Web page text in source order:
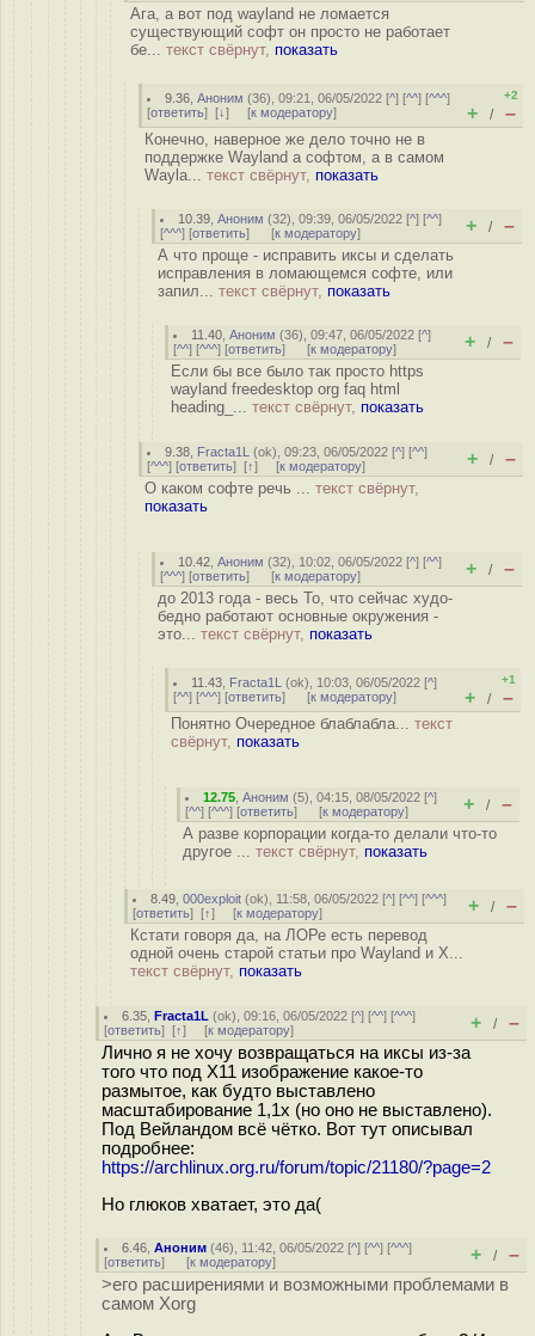
Ага, а вот под wayland не ломается
существующий софт он просто не работает
бе... текст свёрнут, показать
9.36 ,Аноним (36), 09:21, 06/05/2022 [^] [^^] [^^^]
[ответить] [↓] [к модератору]
+2
+ / –
Конечно, наверное же дело точно не в
поддержке Wayland a софтом, а в самом
Wayla... текст свёрнут, показать
10.39 ,Аноним (32), 09:39, 06/05/2022 [^] [^^]
[^^^] [ответить] [к модератору] + / –
А что проще - исправить иксы и сделать
исправления в ломающемся софте, или
запил... текст свёрнут, показать
11.40 ,Аноним (36), 09:47, 06/05/2022 [^]
[^^] [^^^] [ответить] [к модератору] + / –
Если бы все было так просто https
wayland freedesktop org faq html
heading_... текст свёрнут, показать
9.38 Fracta1L (ok), 09:23, 06/05/2022 [^] [^^]
[^^^] [ответить] [↑] [к модератору] + / –
О каком софте речь ... текст свёрнут,
показать
10.42 ,Аноним (32), 10:02, 06/05/2022 [^] [^^]
[^^^] [ответить] [к модератору] + / –
до 2013 года - весь То, что сейчас худо-
бедно работают основные окружения -
это... текст свёрнут, показать
11.43 Fracta1L (ok), 10:03, 06/05/2022 [^]
[^^] [^^^] [ответить] [к модератору]
+1
+ / –
Понятно Очередное блаблабла... текст
свёрнут, показать
12.75 ,Аноним (5), 04:15, 08/05/2022 [^]
[^^] [^^^] [ответить] [к модератору] + / –
А разве корпорации когда-то делали что-то
другое ... текст свёрнут, показать
8.49 ,000exploit (ok), 11:58, 06/05/2022 [^] [^^] [^^^]
[ответить] [↑] [к модератору] + / –
Кстати говоря да, на ЛОРе есть перевод
одной очень старой статьи про Wayland и X...
текст свёрнут, показать
6.35 ,Fracta1L (ok), 09:16, 06/05/2022 [^] [^^] [^^^]
[ответить] [↑] [к модератору] + / –
Лично я не хочу возвращаться на иксы из-за
того что под Х11 изображение какое-то
размытое, как будто выставлено
масштабирование 1,1x (но оно не выставлено).
Под Вейландом всё чётко. Вот тут описывал
подробнее:
https://archlinux.org.ru/forum/topic/21180/?page=2
Но глюков хватает, это да(
6.46 ,Аноним (46), 11:42, 06/05/2022 [^] [^^] [^^^]
[ответить] [к модератору] + / –
>его расширениями и возможными проблемами в
самом Xorg